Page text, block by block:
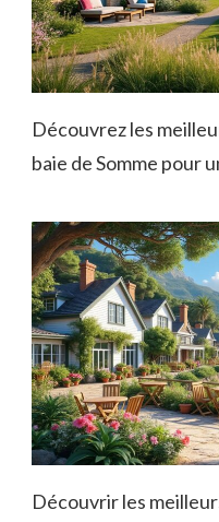
Découvrez les
baie de Somme pour
Découvrir les